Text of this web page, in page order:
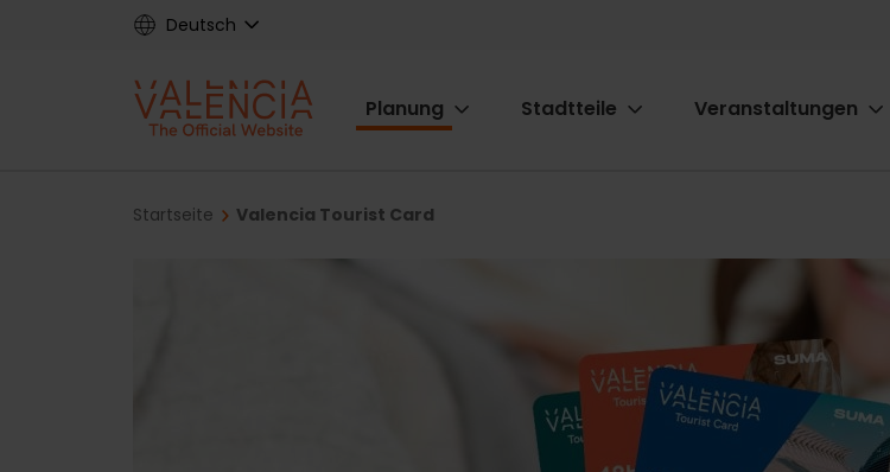
Deutsch
Main
Planung Stadtteile Veranstaltungen
Breadcrumb
Startseite Valencia Tourist Card